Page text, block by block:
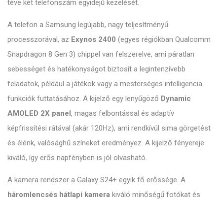
téve két telefonszám egyidejű kezelését.
A telefon a Samsung legújabb, nagy teljesítményű
processzorával, az Exynos 2400 (egyes régiókban Qualcomm
Snapdragon 8 Gen 3) chippel van felszerelve, ami páratlan
sebességet és hatékonyságot biztosít a legintenzívebb
feladatok, például a játékok vagy a mesterséges intelligencia
funkciók futtatásához. A kijelző egy lenyűgöző Dynamic
AMOLED 2X panel, magas felbontással és adaptív
képfrissítési rátával (akár 120Hz), ami rendkívül sima görgetést
és élénk, valósághű színeket eredményez. A kijelző fényereje
kiváló, így erős napfényben is jól olvasható.
A kamera rendszer a Galaxy S24+ egyik fő erőssége. A
háromlencsés hátlapi kamera kiváló minőségű fotókat és